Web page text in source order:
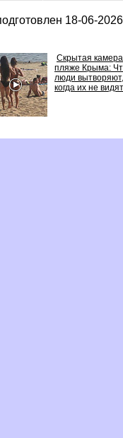
18-06-
Скрытая
пляже Крыма:
люди вытворяют,
когда их не